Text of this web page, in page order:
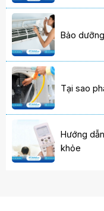
Bảo
Tại sao
Hướng
khỏe